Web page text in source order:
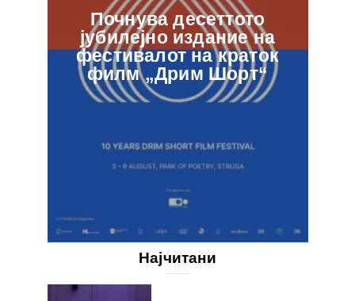
Почнува десеттото
јубилејно издание на
фестивалот на краток
филм „Дрим Шорт“
Најчитани